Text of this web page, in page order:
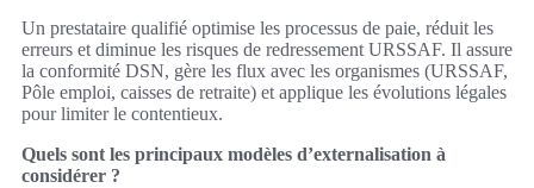
Un prestataire qualifié optimise les processus de paie, réduit les
erreurs et diminue les risques de redressement URSSAF. Il assure
la conformité DSN, gère les flux avec les organismes (URSSAF,
Pôle emploi, caisses de retraite) et applique les évolutions légales
pour limiter le contentieux.
Quels sont les principaux modèles d’externalisation à
considérer ?